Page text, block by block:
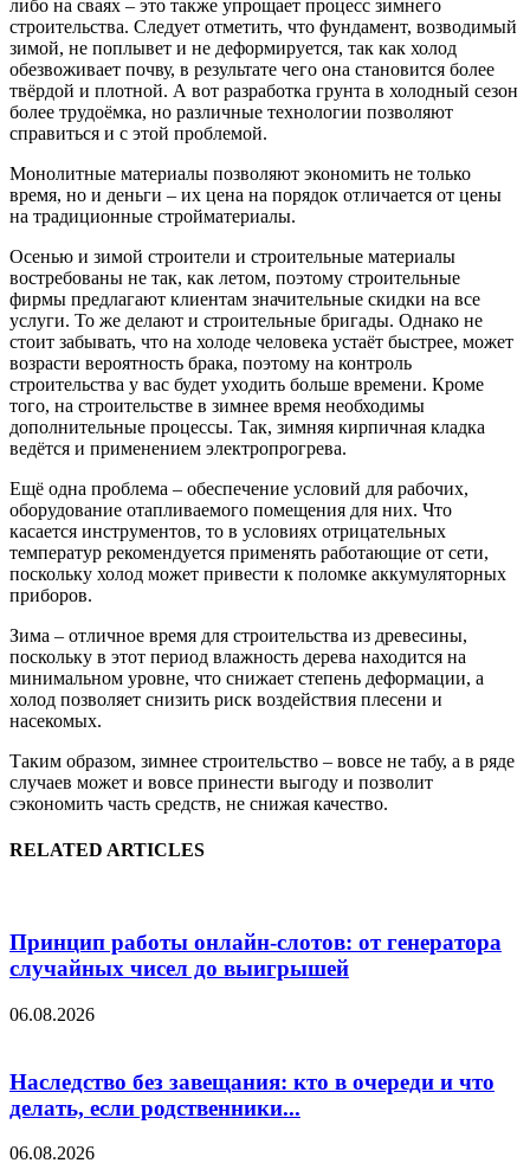
либо на сваях – это также упрощает процесс зимнего
строительства. Следует отметить, что фундамент, возводимый
зимой, не поплывет и не деформируется, так как холод
обезвоживает почву, в результате чего она становится более
твёрдой и плотной. А вот разработка грунта в холодный сезон
более трудоёмка, но различные технологии позволяют
справиться и с этой проблемой.
Монолитные материалы позволяют экономить не только
время, но и деньги – их цена на порядок отличается от цены
на традиционные стройматериалы.
Осенью и зимой строители и строительные материалы
востребованы не так, как летом, поэтому строительные
фирмы предлагают клиентам значительные скидки на все
услуги. То же делают и строительные бригады. Однако не
стоит забывать, что на холоде человека устаёт быстрее, может
возрасти вероятность брака, поэтому на контроль
строительства у вас будет уходить больше времени. Кроме
того, на строительстве в зимнее время необходимы
дополнительные процессы. Так, зимняя кирпичная кладка
ведётся и применением электропрогрева.
Ещё одна проблема – обеспечение условий для рабочих,
оборудование отапливаемого помещения для них. Что
касается инструментов, то в условиях отрицательных
температур рекомендуется применять работающие от сети,
поскольку холод может привести к поломке аккумуляторных
приборов.
Зима – отличное время для строительства из древесины,
поскольку в этот период влажность дерева находится на
минимальном уровне, что снижает степень деформации, а
холод позволяет снизить риск воздействия плесени и
насекомых.
Таким образом, зимнее строительство – вовсе не табу, а в ряде
случаев может и вовсе принести выгоду и позволит
сэкономить часть средств, не снижая качество.
RELATED ARTICLES
Принцип работы онлайн-слотов: от генератора
случайных чисел до выигрышей
06.08.2026
Наследство без завещания: кто в очереди и что
делать, если родственники...
06.08.2026